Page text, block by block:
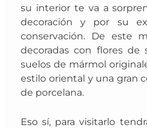
su interior te va a
decoración y por su
conservación. De este
decoradas con flores de
suelos de mármol
estilo oriental y una gran
de porcelana.
Eso sí, para visitarlo